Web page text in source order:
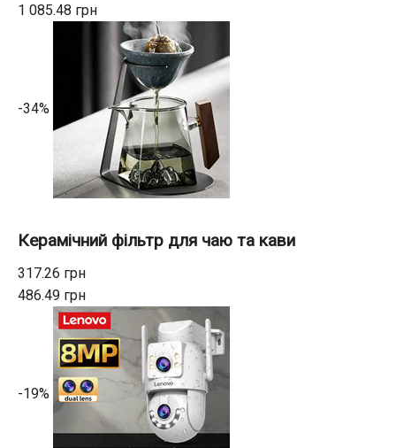
1 085.48 грн
-34%
Керамічний фільтр для чаю та кави
317.26 грн
486.49 грн
-19%